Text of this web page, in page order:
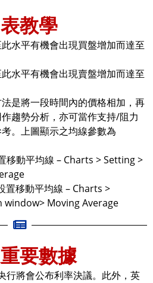
教學
水平有機會出現買盤增加而達至
水平有機會出現賣盤增加而達至
是將一段時間內的價格相加，再
趨勢分析，亦可當作支持/阻力
。上圖顯示之均線參數為
移動平均線 – Charts > Setting >
置移動平均線 – Charts >
window> Moving Average
要數據
行將會公布利率決議。此外，英